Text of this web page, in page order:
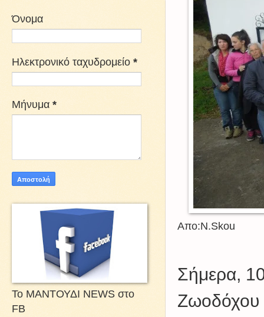
Απο:N.Skou
Σήμερα,
Ζωοδόχου
Όνομα
Ηλεκτρονικό ταχυδρομείο *
Μήνυμα *
Το ΜΑΝΤΟΥΔΙ NEWS στο
FB